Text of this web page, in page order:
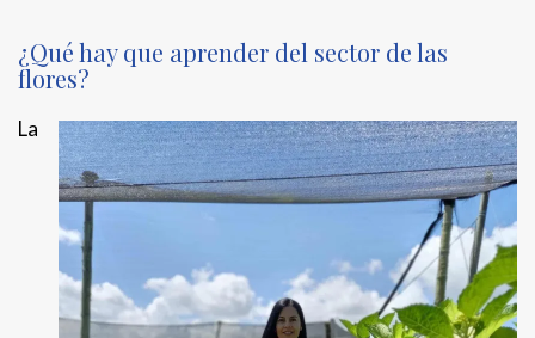
¿Qué hay que aprender del sector de las
flores?
La